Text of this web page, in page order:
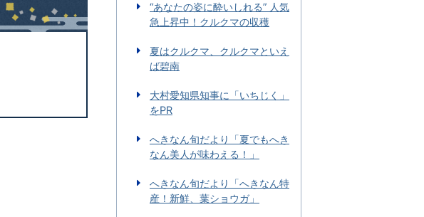
“あなたの姿に酔いしれる” 人気
急上昇中！クルクマの収穫
夏はクルクマ、クルクマといえ
ば碧南
大村愛知県知事に「いちじく」
をPR
へきなん旬だより「夏でもへき
なん美人が味わえる！」
へきなん旬だより「へきなん特
産！新鮮、葉ショウガ」